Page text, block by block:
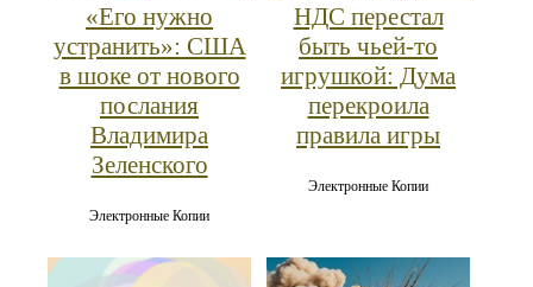
«Его нужно
устранить»: США
в шоке от нового
послания
Владимира
Зеленского
Электронные Копии
НДС перестал
быть чьей-то
игрушкой: Дума
перекроила
правила игры
Электронные Копии